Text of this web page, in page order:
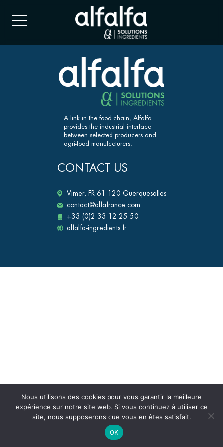
A link in the food chain, Alfalfa
provides the industrial interface
between selected producers and
agri-food manufacturers.
CONTACT US
Vimer, FR 61 120 Guerquesalles
contact@alfafrance.com
+33 (0)2 33 12 25 50
alfalfa-ingredients.fr
Nous utilisons des cookies pour vous garantir la meilleure
expérience sur notre site web. Si vous continuez à utiliser ce
site, nous supposerons que vous en êtes satisfait.
OK